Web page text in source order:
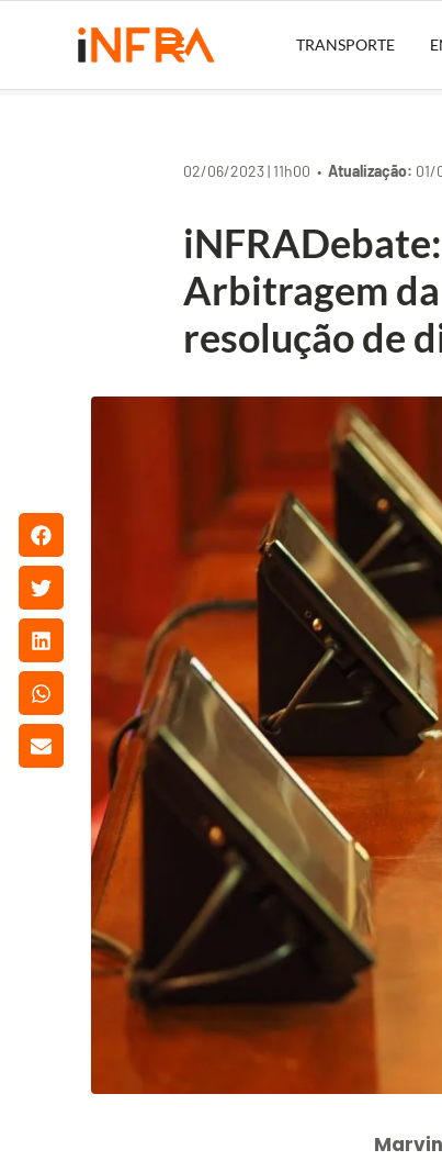
TRANSPORTE
02/06/2023 | 11h00 •Atualização: 01/
Arbitragem da
resolução de